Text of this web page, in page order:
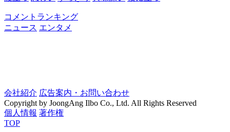
コメントランキング
ニュース エンタメ
会社紹介 広告案内・お問い合わせ
Copyright by JoongAng Ilbo Co., Ltd. All Rights Reserved
個人情報 著作権
TOP